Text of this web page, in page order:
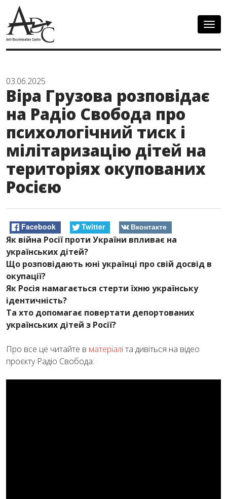
03.06.2025
Віра Грузова розповідає
на Радіо Свобода про
психологічний тиск і
мілітаризацію дітей на
територіях окупованих
Росією
Facebook Twitter Вконтакте
Як війна Росії проти України впливає на
українських дітей?
Що розповідають юні українці про свій досвід в
окупації?
Як Росія намагається стерти їхню українську
ідентичність?
Та хто допомагає повертати депортованих
українських дітей з Росії?
Про все це читайте в матеріаліта дивіться на відео
проєкту Радіо Свобода: